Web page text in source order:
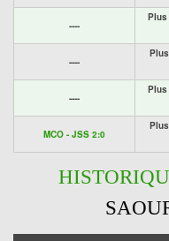
----
Plus
----
----
Plus
MCO - JSS 2:0